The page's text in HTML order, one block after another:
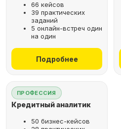
66 кейсов
39 практических
заданий
5 онлайн-встреч один
на один
Подробнее
ПРОФЕССИЯ
Кредитный аналитик
50 бизнес-кейсов
оптимальную программу для
Оставьте заявку
на бесплатную
консультацию